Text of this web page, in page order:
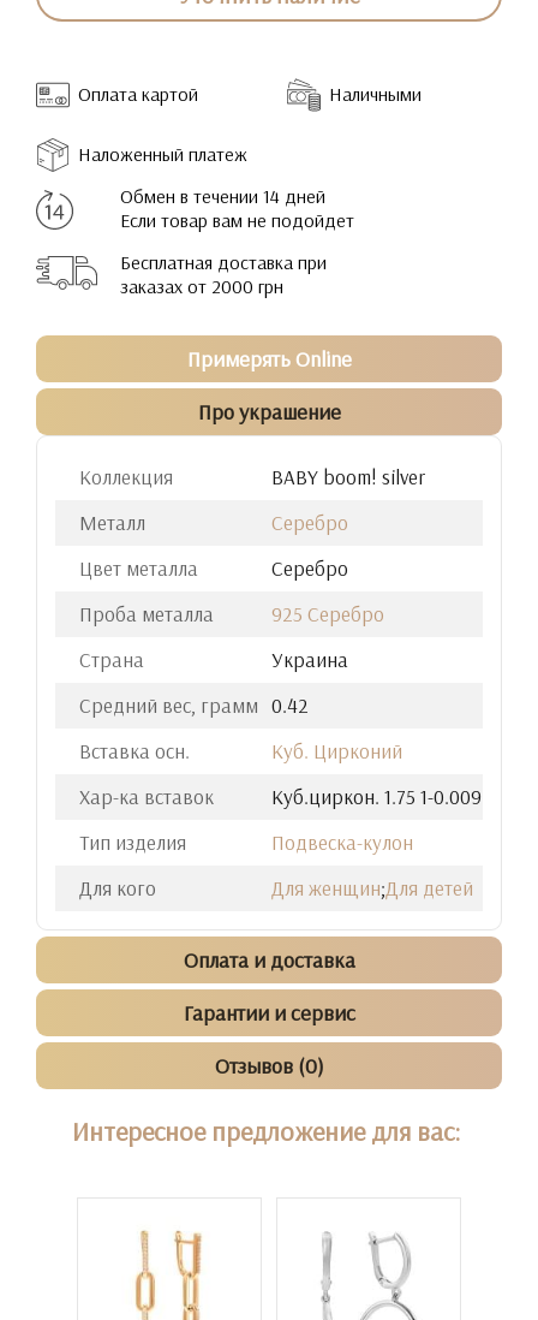
Оплата картой Наличными
Наложенный платеж
Обмен в течении 14 дней
Если товар вам не подойдет
Бесплатная доставка при
заказах от 2000 грн
Примерять Online
Про украшение
Коллекция
BABY boom! silver
Металл
Серебро
Цвет металла
Серебро
Проба металла
925 Серебро
Страна
Украина
Средний вес, грамм 0.42
Вставка осн.
Куб. Цирконий
Хар-ка вставок
Куб.циркон. 1.75 1-0.009
Тип изделия
Подвеска-кулон
Для кого
Для женщин;Для детей
Оплата и доставка
Гарантии и сервис
Отзывов (0)
Интересное предложение для вас: